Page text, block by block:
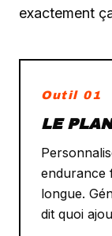
exactement
Outil 01
LE
endurance
longue.
dit quoi